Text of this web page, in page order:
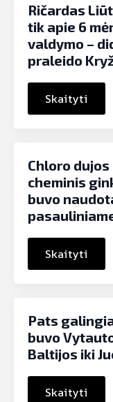
Ričardas
tik apie 6
valdymo –
praleido
Skaityti
Chloro
cheminis
buvo
Skaityti
Pats
buvo
Baltijos iki
Skaityti